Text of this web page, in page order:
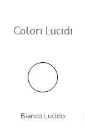
Colori Lucidi
Bianco Lucido